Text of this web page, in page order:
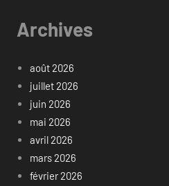
Archives
août 2026
juillet 2026
juin 2026
mai 2026
avril 2026
mars 2026
février 2026